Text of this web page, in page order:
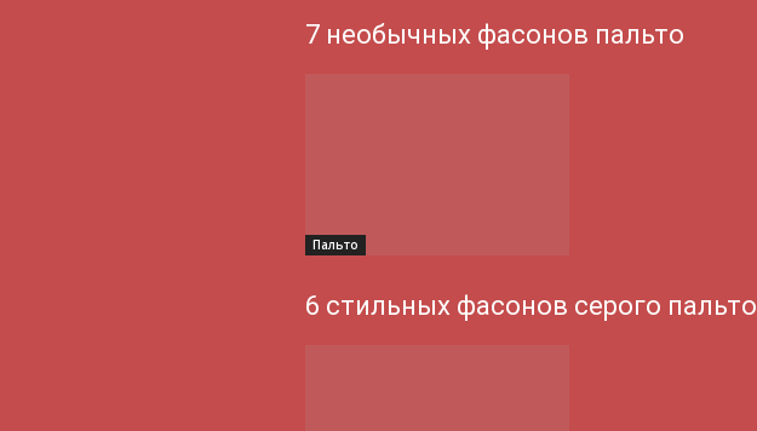
7 необычных фасонов пальто
Пальто
6 стильных фасонов серого пальто